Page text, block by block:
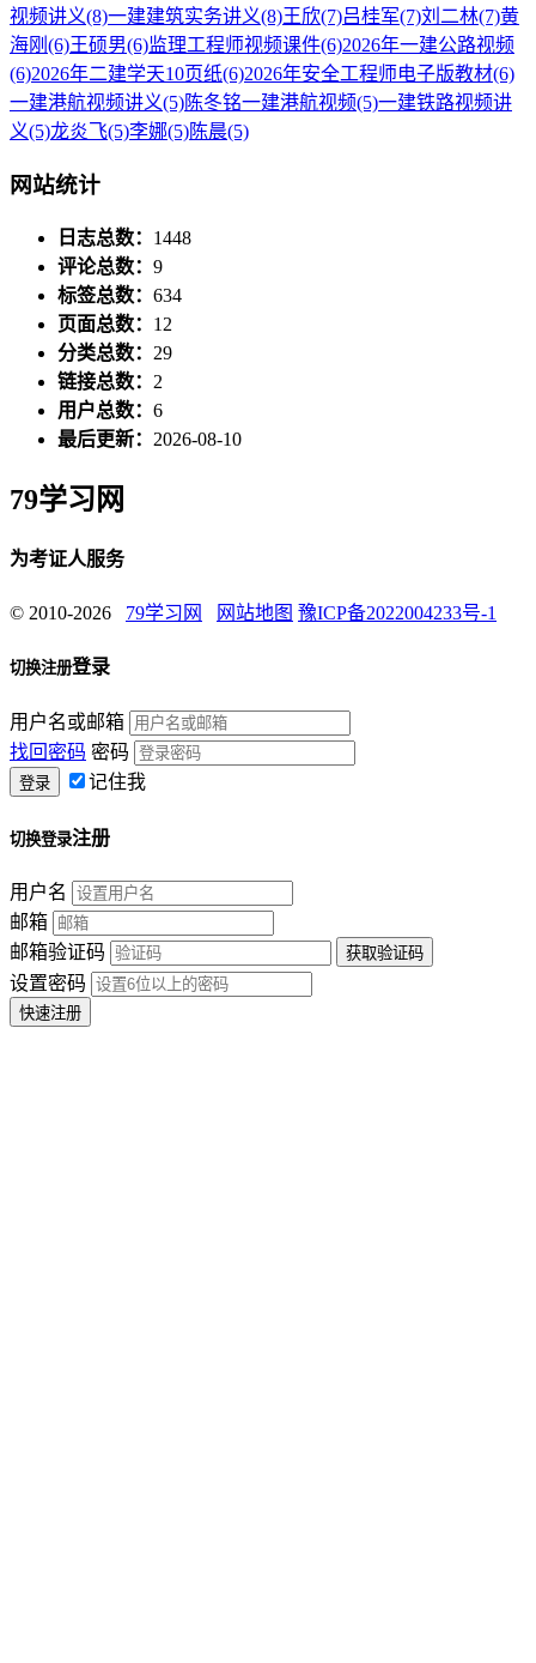
视频讲义(8)一建建筑实务讲义(8)王欣(7)吕桂军(7)刘二林(7)黄
海刚 (6)王硕男(6)监理工程师视频课件(6)2026年一建公路视频
(6)2026年二建学天10页纸(6)2026年安全工程师电子版教材(6)
一建港航视频讲义(5)陈冬铭一建港航视频(5)一建铁路视频讲
义(5)龙炎飞(5)李娜(5)陈晨(5)
网站统计
日志总数： 1448
评论总数： 9
标签总数： 634
页面总数： 12
分类总数： 29
链接总数： 2
用户总数： 6
最后更新： 2026-08-10
79学习网
为考证人服务
© 2010-2026 79学习网 网站地图 豫ICP备2022004233号-1
切换注册登录
用户名或邮箱
找回密码 密码
记住我
切换登录注册
用户名
邮箱
邮箱验证码
设置密码